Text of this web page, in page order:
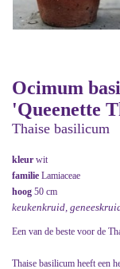
Ocimum
'Queenette
Thaise basilicum
kleur wit
familie Lamiaceae
hoog 50 cm
keukenkruid,
Een van de beste voor de
Thaise basilicum heeft een